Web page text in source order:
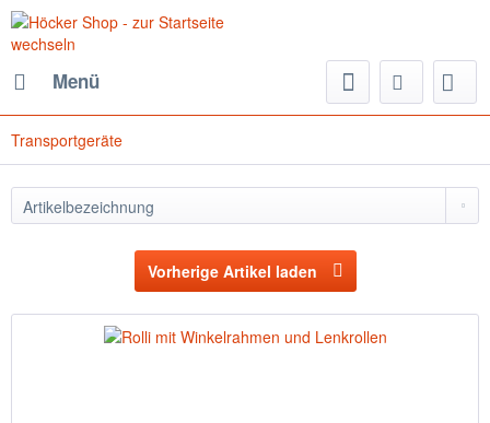
Menü
Transportgeräte
Vorherige Artikel laden